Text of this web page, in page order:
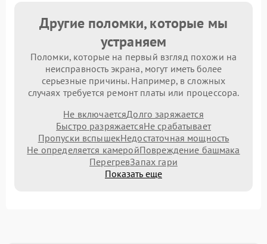
Другие поломки, которые мы
устраняем
Поломки, которые на первый взгляд похожи на
неисправность экрана, могут иметь более
серьезные причины. Например, в сложных
случаях требуется ремонт платы или процессора.
Не включаетсяДолго заряжается
Быстро разряжаетсяНе срабатывает
Пропуски вспышекНедостаточная мощность
Не определяется камеройПовреждение башмака
ПерегревЗапах гари
Показать еще